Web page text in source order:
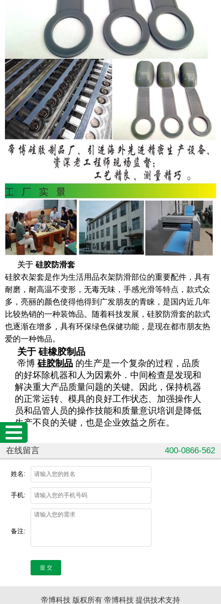
关于 硅胶防滑套
硅胶衣架套是作为生活用品衣架防滑部位的重要配件，具有
耐磨，耐高温不变形，无毒无味，手感光滑等特点，款式众
多，亮丽的颜色使得他得到广发朋友的青睐，是国内近几年
比较热销的一种装饰品。随着科技发展，硅胶防滑套的款式
也逐渐在增多，具有环保绿色保健功能，是现在都市朋友热
爱的一种饰品。
关于 硅橡胶制品
帝博 硅胶制品 的生产是一个复杂的过程，品质
的好坏除机器和人为因素外．中间检查是发现和
解决重大产品质量问题的关键。因此，保持机器
的正常运转、模具的良好工作状态、加强操作人
员和品管人员的操作技能和质量意识培训是降低
生产不良的关键，也是企业效益之所在。
在线留言 400-0866-562
姓名:
手机:
备注:
提 交
帝博科技 版权所有 帝博科技 提供技术支持